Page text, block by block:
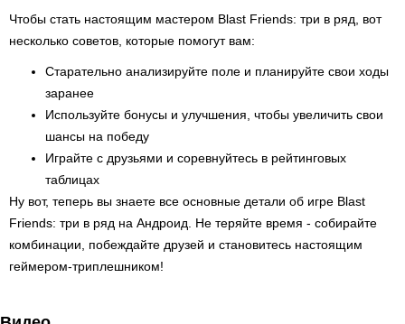
Чтобы стать настоящим мастером Blast Friends: три в ряд, вот
несколько советов, которые помогут вам:
Старательно анализируйте поле и планируйте свои ходы
заранее
Используйте бонусы и улучшения, чтобы увеличить свои
шансы на победу
Играйте с друзьями и соревнуйтесь в рейтинговых
таблицах
Ну вот, теперь вы знаете все основные детали об игре Blast
Friends: три в ряд на Андроид. Не теряйте время - собирайте
комбинации, побеждайте друзей и становитесь настоящим
геймером-триплешником!